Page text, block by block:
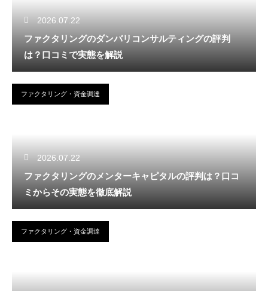
2026.07.22
ファクタリングのダンバリコンサルティングの評判
は？口コミで実態を解説
ファクタリング・資金調達
2026.07.22
ファクタリングのメンターキャピタルの評判は？口コ
ミからその実態を徹底解説
ファクタリング・資金調達